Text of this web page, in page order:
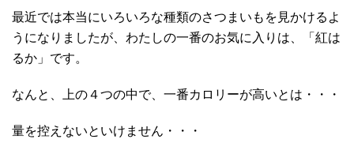
最近では本当にいろいろな種類のさつまいもを見かけるよ
うになりましたが、わたしの一番のお気に入りは、「紅は
るか」です。
なんと、上の４つの中で、一番カロリーが高いとは・・・
量を控えないといけません・・・